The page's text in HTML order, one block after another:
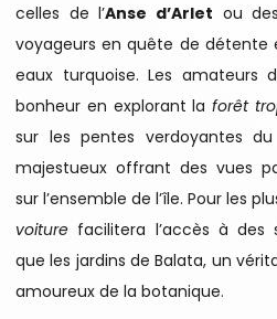
celles de l’Anse d’Arlet ou des
voyageurs en quête de détente
eaux turquoise. Les amateurs
bonheur en explorant la forêt
sur les pentes verdoyantes du
majestueux offrant des vues
sur l’ensemble de l’île. Pour les
voiture facilitera l’accès à des
que les jardins de Balata, un
amoureux de la botanique.